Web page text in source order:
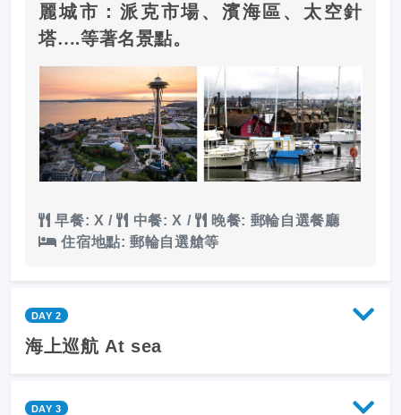
麗城市：派克市場、濱海區、太空針
塔….等著名景點。
早餐: X/ 中餐: X /
晚餐: 郵輪自選餐廳
住宿地點: 郵輪自選艙等
DAY 2
海上巡航 At sea
DAY 3